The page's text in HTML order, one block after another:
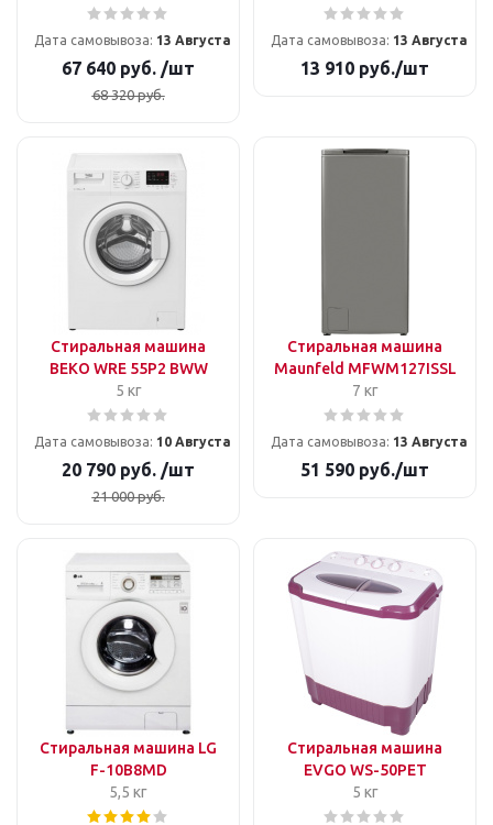
Дата самовывоза: 13 Августа
67 640 руб. /шт
68 320руб.
Дата самовывоза: 13 Августа
13 910 руб./шт
Стиральная машина
BEKO WRE 55P2 BWW
5 кг
Дата самовывоза: 10 Августа
20 790 руб. /шт
21 000руб.
Стиральная машина
Maunfeld MFWM127ISSL
7 кг
Дата самовывоза: 13 Августа
51 590 руб./шт
Стиральная машина LG
F-10B8MD
5,5 кг
Стиральная машина
EVGO WS-50PET
5 кг